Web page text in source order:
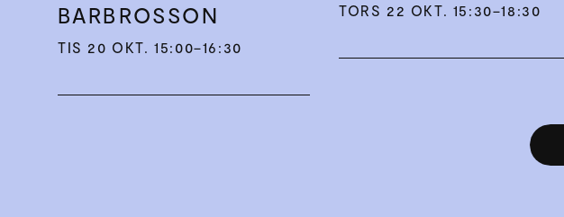
BARBROSSON
TIS 20 OKT. 15:00–16:30
TORS 22 OKT. 15:30–18:30